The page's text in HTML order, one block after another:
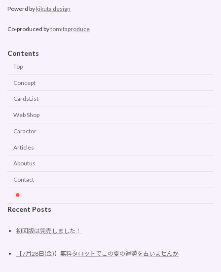
Powerd by kikuta design
Co-produced bytomitaproduce
Contents
Top
Concept
CardsList
Web Shop
Caractor
Articles
Aboutus
Contact
Recent Posts
初回版は完売しました！
【7月28日(金)】無料タロットでこの夏の運勢を占いませんか